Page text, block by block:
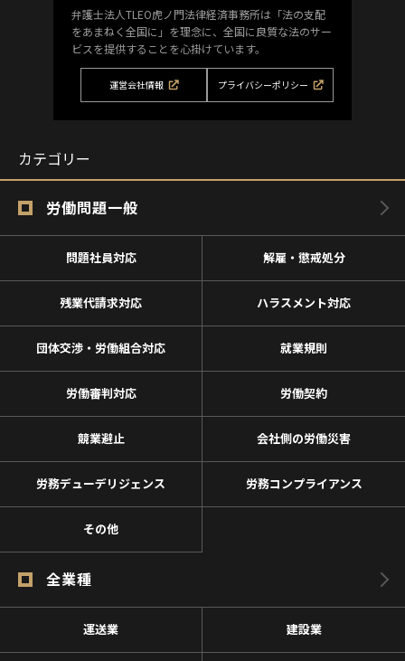
弁護士法人TLEO虎ノ門法律経済事務所は「法の支配
をあまねく全国に」を理念に、全国に良質な法のサー
ビスを提供することを心掛けています。
運営会社情報 プライバシーポリシー
カテゴリー
労働問題一般
問題社員対応 解雇・懲戒処分
残業代請求対応 ハラスメント対応
団体交渉・労働組合対応 就業規則
労働審判対応 労働契約
競業避止 会社側の労働災害
労務デューデリジェンス 労務コンプライアンス
その他
全業種
運送業 建設業